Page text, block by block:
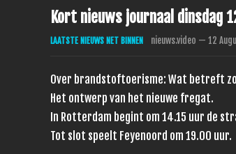
Kort nieuws journaal dinsdag
LAATSTE NIEUWS NET BINNEN nieuws.video — 12
Over brandstoftoerisme: Wat betreft
Het ontwerp van het nieuwe fregat.
In Rotterdam begint om 14.15 uur de
Tot slot speelt Feyenoord om 19.00 uur.